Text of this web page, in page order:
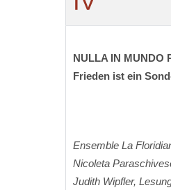
NULLA IN MUNDO
Frieden ist ein
Ensemble La
Nicoleta
Judith Wipfler,